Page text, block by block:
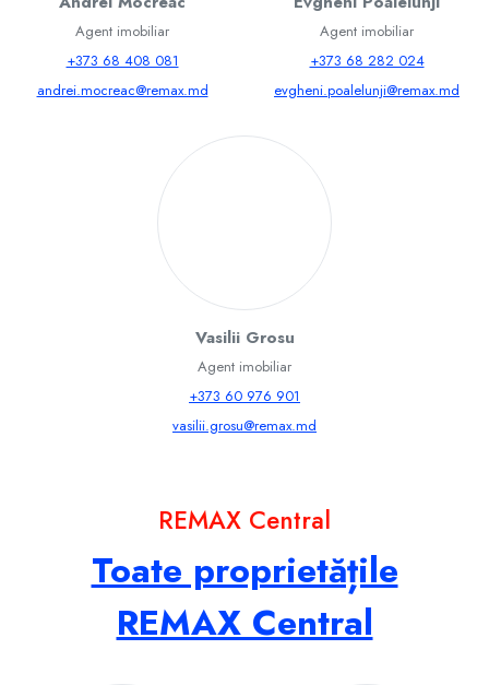
Agent imobiliar
+373 68 408 081
andrei.mocreac@remax.md
Agent imobiliar
+373 68 282 024
evgheni.poalelunji@remax.md
Vasilii Grosu
Agent imobiliar
+373 60 976 901
vasilii.grosu@remax.md
REMAX Central
Toate proprietățile
REMAX Central